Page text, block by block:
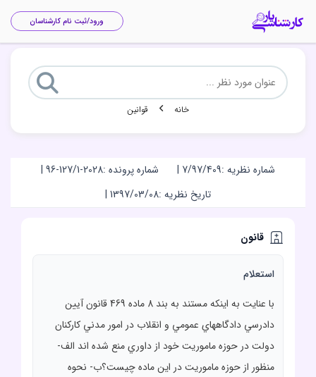
ورود/ثبت نام کارشناسان
خانه قوانین
شماره نظریه :7/97/409
| شماره پرونده :96-127/1-2028
|
تاریخ نظریه :1397/03/08
|
قانون
استعلام
با عنايت به اينکه مستند به بند 8 ماده 469 قانون آيين
دادرسي دادگاههاي عمومي و انقلاب در امور مدني کارکنان
دولت در حوزه ماموريت خود از داوري منع شده اند الف-
منظور از حوزه ماموريت در اين ماده چيست؟ب- نحوه